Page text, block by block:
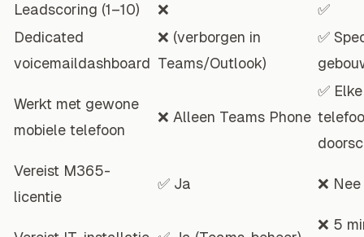
Leadscoring (1–10)
❌
✅
Dedicated
voicemaildashboard
❌ (verborgen in
Teams/Outlook)
✅
Werkt met gewone
mobiele telefoon
❌ Alleen Teams Phone
✅ Elke
Vereist M365-
licentie
✅ Ja ❌ Nee
❌ 5